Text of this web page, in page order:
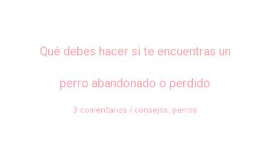
Qué debes hacer si te encuentras un
perro abandonado o perdido
3 comentarios / consejos, perros